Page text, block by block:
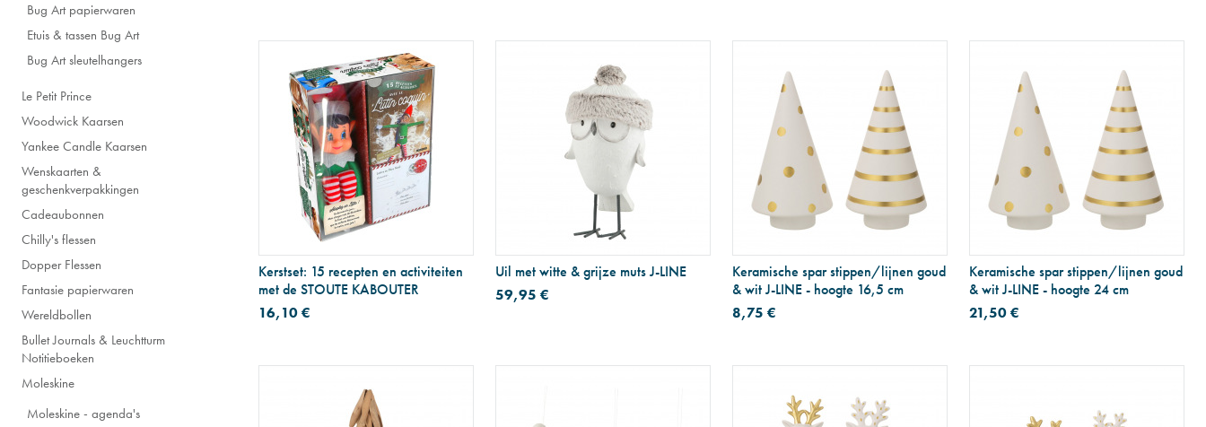
Bug Art papierwaren
Etuis & tassen Bug Art
Bug Art sleutelhangers
Le Petit Prince
Woodwick Kaarsen
Yankee Candle Kaarsen
Wenskaarten &
geschenkverpakkingen
Cadeaubonnen
Chilly's flessen
Dopper Flessen
Fantasie papierwaren
Wereldbollen
Bullet Journals & Leuchtturm
Notitieboeken
Moleskine
Moleskine - agenda's
Kerstset: 15 recepten en activiteiten
met de STOUTE KABOUTER
16,10 €
Uil met witte & grijze muts J-LINE
59,95 €
Keramische spar stippen/lijnen goud
& wit J-LINE - hoogte 16,5 cm
8,75 €
Keramische spar stippen/lijnen goud
& wit J-LINE - hoogte 24 cm
21,50 €